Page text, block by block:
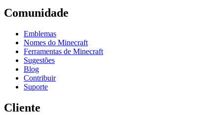
Comunidade
Emblemas
Nomes do Minecraft
Ferramentas de Minecraft
Sugestões
Blog
Contribuir
Suporte
Cliente